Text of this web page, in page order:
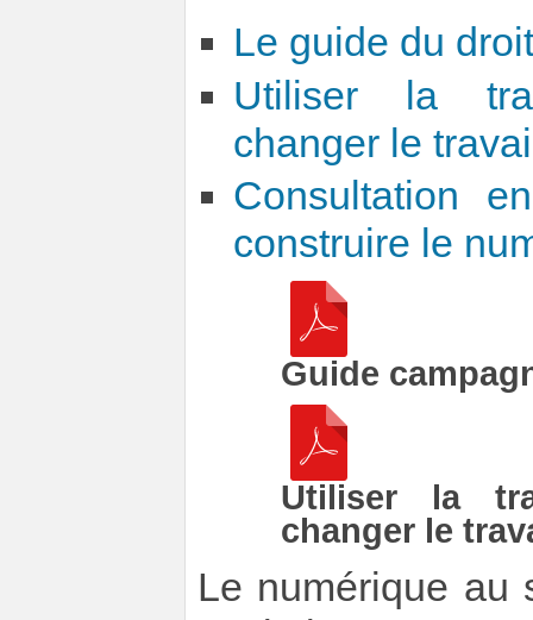
Le guide du
Utiliser la
changer le
Consultation
construire le
Guide
Utiliser la
changer le
Le numérique au